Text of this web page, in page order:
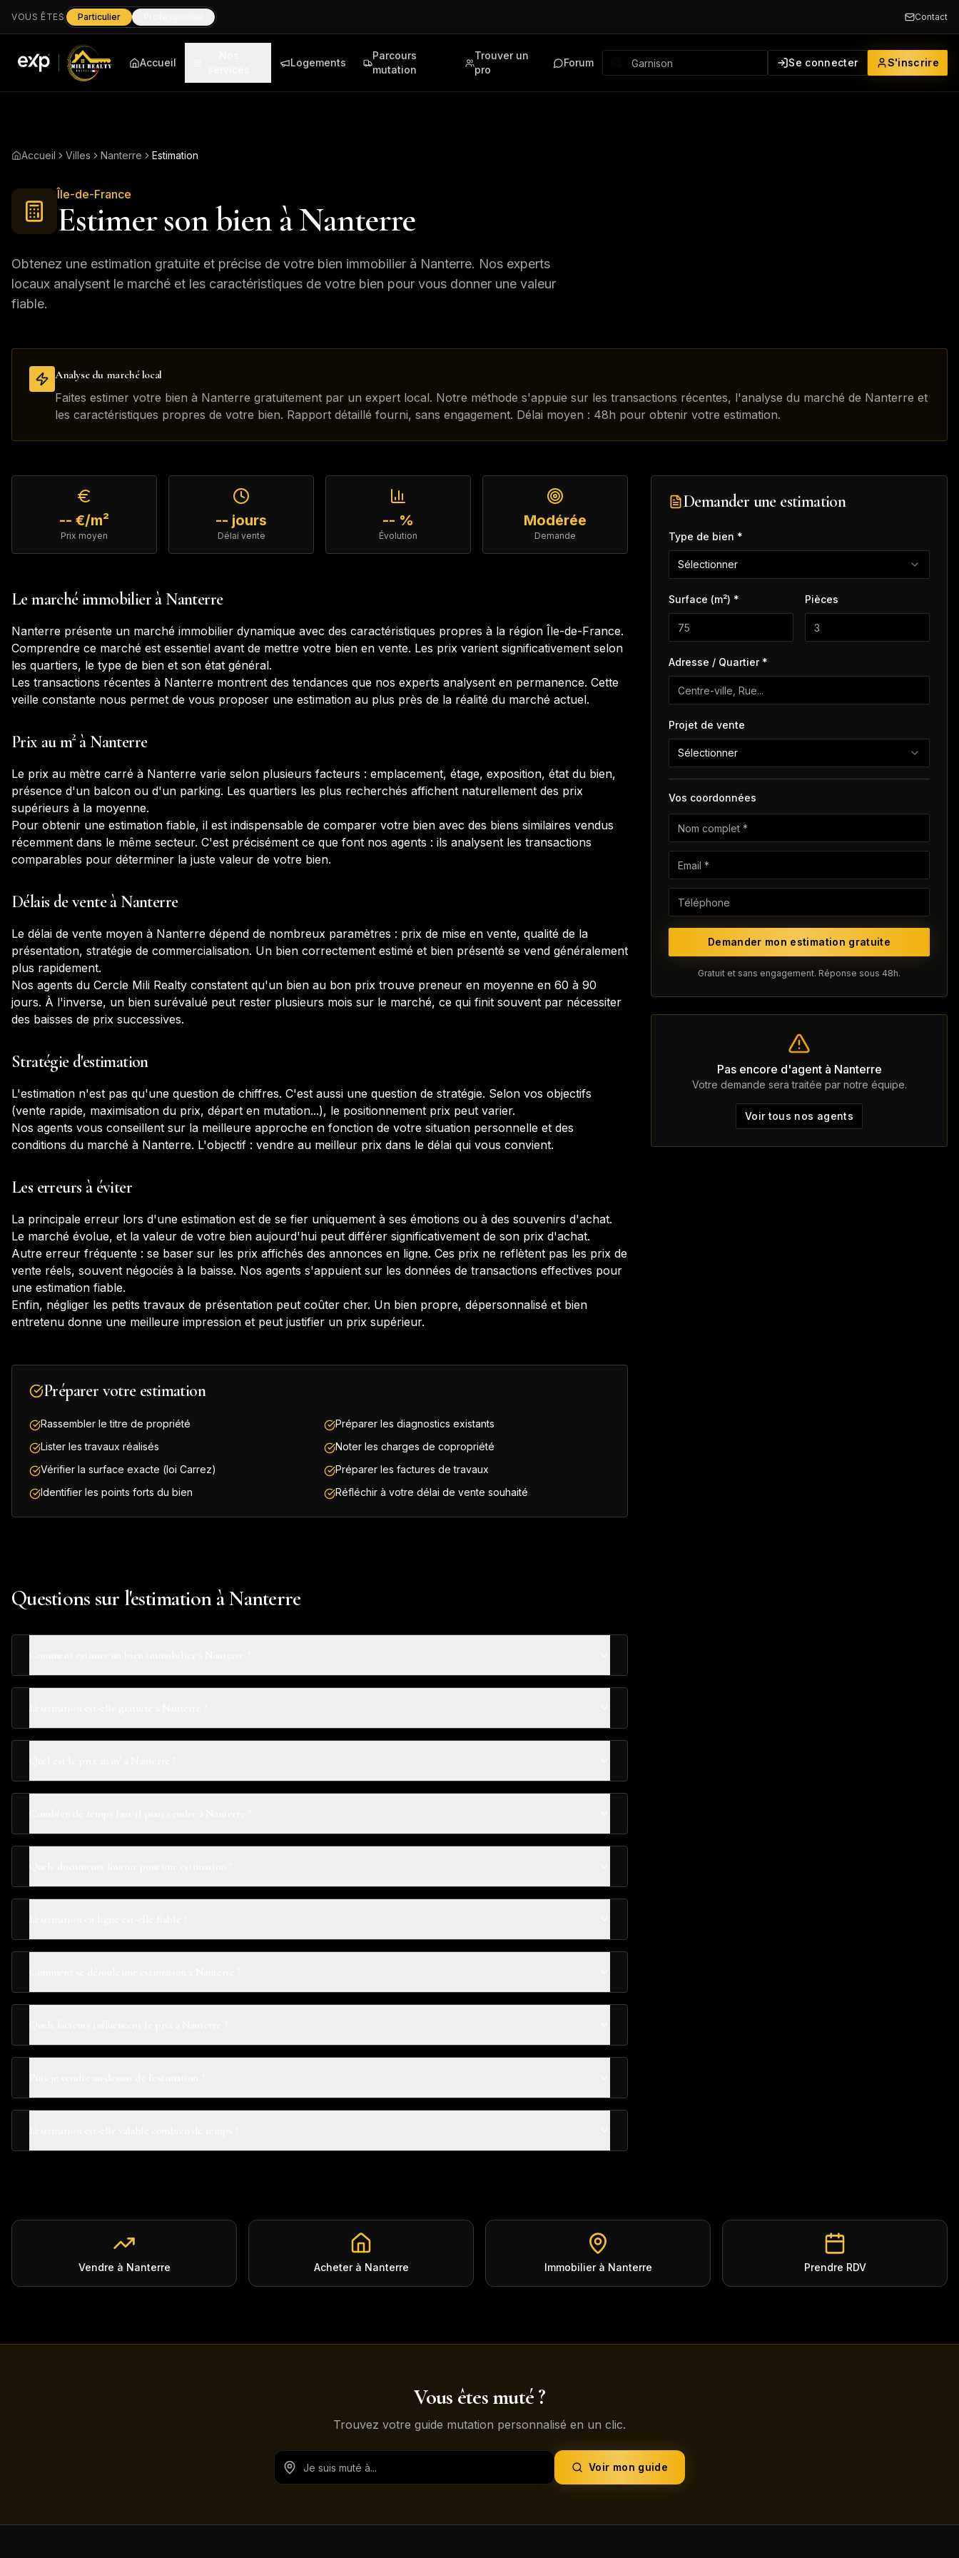
VOUS ÊTES Particulier Contact
Accueil Logements
Parcours
mutation
Trouver un
pro
Forum Se connecter S'inscrire
Accueil Villes Nanterre Estimation
Île-de-France
Estimer son bien àNanterre
Obtenez une estimation gratuite et précise de votre bien immobilier à Nanterre. Nos experts
locaux analysent le marché et les caractéristiques de votre bien pour vous donner une valeur
fiable.
Analyse du marché local
Faites estimer votre bien à Nanterre gratuitement par un expert local. Notre méthode s'appuie sur les transactions récentes, l'analyse du marché de Nanterre et
les caractéristiques propres de votre bien. Rapport détaillé fourni, sans engagement. Délai moyen : 48h pour obtenir votre estimation.
-- €/m²
Prix moyen
-- jours
Délai vente
-- %
Évolution
Modérée
Demande
Le marché immobilier à Nanterre
Nanterre présente un marché immobilier dynamique avec des caractéristiques propres à la région Île-de-France.
Comprendre ce marché est essentiel avant de mettre votre bien en vente. Les prix varient significativement selon
les quartiers, le type de bien et son état général.
Les transactions récentes à Nanterre montrent des tendances que nos experts analysent en permanence. Cette
veille constante nous permet de vous proposer une estimation au plus près de la réalité du marché actuel.
Prix au m² à Nanterre
Le prix au mètre carré à Nanterre varie selon plusieurs facteurs : emplacement, étage, exposition, état du bien,
présence d'un balcon ou d'un parking. Les quartiers les plus recherchés affichent naturellement des prix
supérieurs à la moyenne.
Pour obtenir une estimation fiable, il est indispensable de comparer votre bien avec des biens similaires vendus
récemment dans le même secteur. C'est précisément ce que font nos agents : ils analysent les transactions
comparables pour déterminer la juste valeur de votre bien.
Délais de vente à Nanterre
Le délai de vente moyen à Nanterre dépend de nombreux paramètres : prix de mise en vente, qualité de la
présentation, stratégie de commercialisation. Un bien correctement estimé et bien présenté se vend généralement
plus rapidement.
Nos agents du Cercle Mili Realty constatent qu'un bien au bon prix trouve preneur en moyenne en 60 à 90
jours. À l'inverse, un bien surévalué peut rester plusieurs mois sur le marché, ce qui finit souvent par nécessiter
des baisses de prix successives.
Stratégie d'estimation
L'estimation n'est pas qu'une question de chiffres. C'est aussi une question de stratégie. Selon vos objectifs
(vente rapide, maximisation du prix, départ en mutation...), le positionnement prix peut varier.
Nos agents vous conseillent sur la meilleure approche en fonction de votre situation personnelle et des
conditions du marché à Nanterre. L'objectif : vendre au meilleur prix dans le délai qui vous convient.
Les erreurs à éviter
La principale erreur lors d'une estimation est de se fier uniquement à ses émotions ou à des souvenirs d'achat.
Le marché évolue, et la valeur de votre bien aujourd'hui peut différer significativement de son prix d'achat.
Autre erreur fréquente : se baser sur les prix affichés des annonces en ligne. Ces prix ne reflètent pas les prix de
vente réels, souvent négociés à la baisse. Nos agents s'appuient sur les données de transactions effectives pour
une estimation fiable.
Enfin, négliger les petits travaux de présentation peut coûter cher. Un bien propre, dépersonnalisé et bien
entretenu donne une meilleure impression et peut justifier un prix supérieur.
Préparer votre estimation
Rassembler le titre de propriété
Préparer les diagnostics existants
Lister les travaux réalisés
Noter les charges de copropriété
Vérifier la surface exacte (loi Carrez)
Préparer les factures de travaux
Identifier les points forts du bien
Réfléchir à votre délai de vente souhaité
Questions sur l'estimation à Nanterre
Demander une estimation
Type de bien *
Sélectionner
Surface (m²) * Pièces
Adresse / Quartier *
Projet de vente
Sélectionner
Vos coordonnées
Demander mon estimation gratuite
Gratuit et sans engagement. Réponse sous 48h.
Pas encore d'agent à Nanterre
Votre demande sera traitée par notre équipe.
Voir tous nos agents
Vendre à Nanterre Acheter à Nanterre Immobilier à Nanterre Prendre RDV
Vous êtes muté ?
Trouvez votre guide mutation personnalisé en un clic.
Voir mon guide